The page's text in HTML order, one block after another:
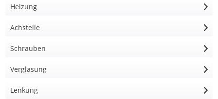
Heizung
Achsteile
Schrauben
Verglasung
Lenkung